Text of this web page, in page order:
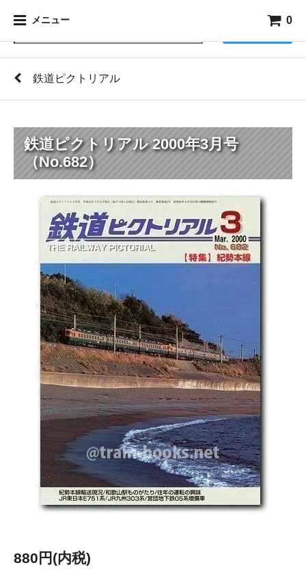
メニュー 0
鉄道ピクトリアル
鉄道ピクトリアル 2000年3月号
（No.682）
880円(内税)